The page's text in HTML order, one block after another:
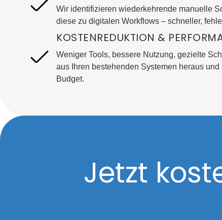
Wir identifizieren wiederkehrende manuelle
diese zu digitalen Workflows – schneller,
KOSTENREDUKTION &
Weniger Tools, bessere Nutzung, gezielte
aus Ihren bestehenden Systemen heraus
Budget.
Jetzt